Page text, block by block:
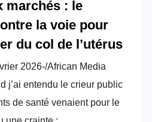
marchés : le
la voie pour
du col de l’utérus
2026-/African Media
j’ai entendu le crieur public
de santé venaient pour le